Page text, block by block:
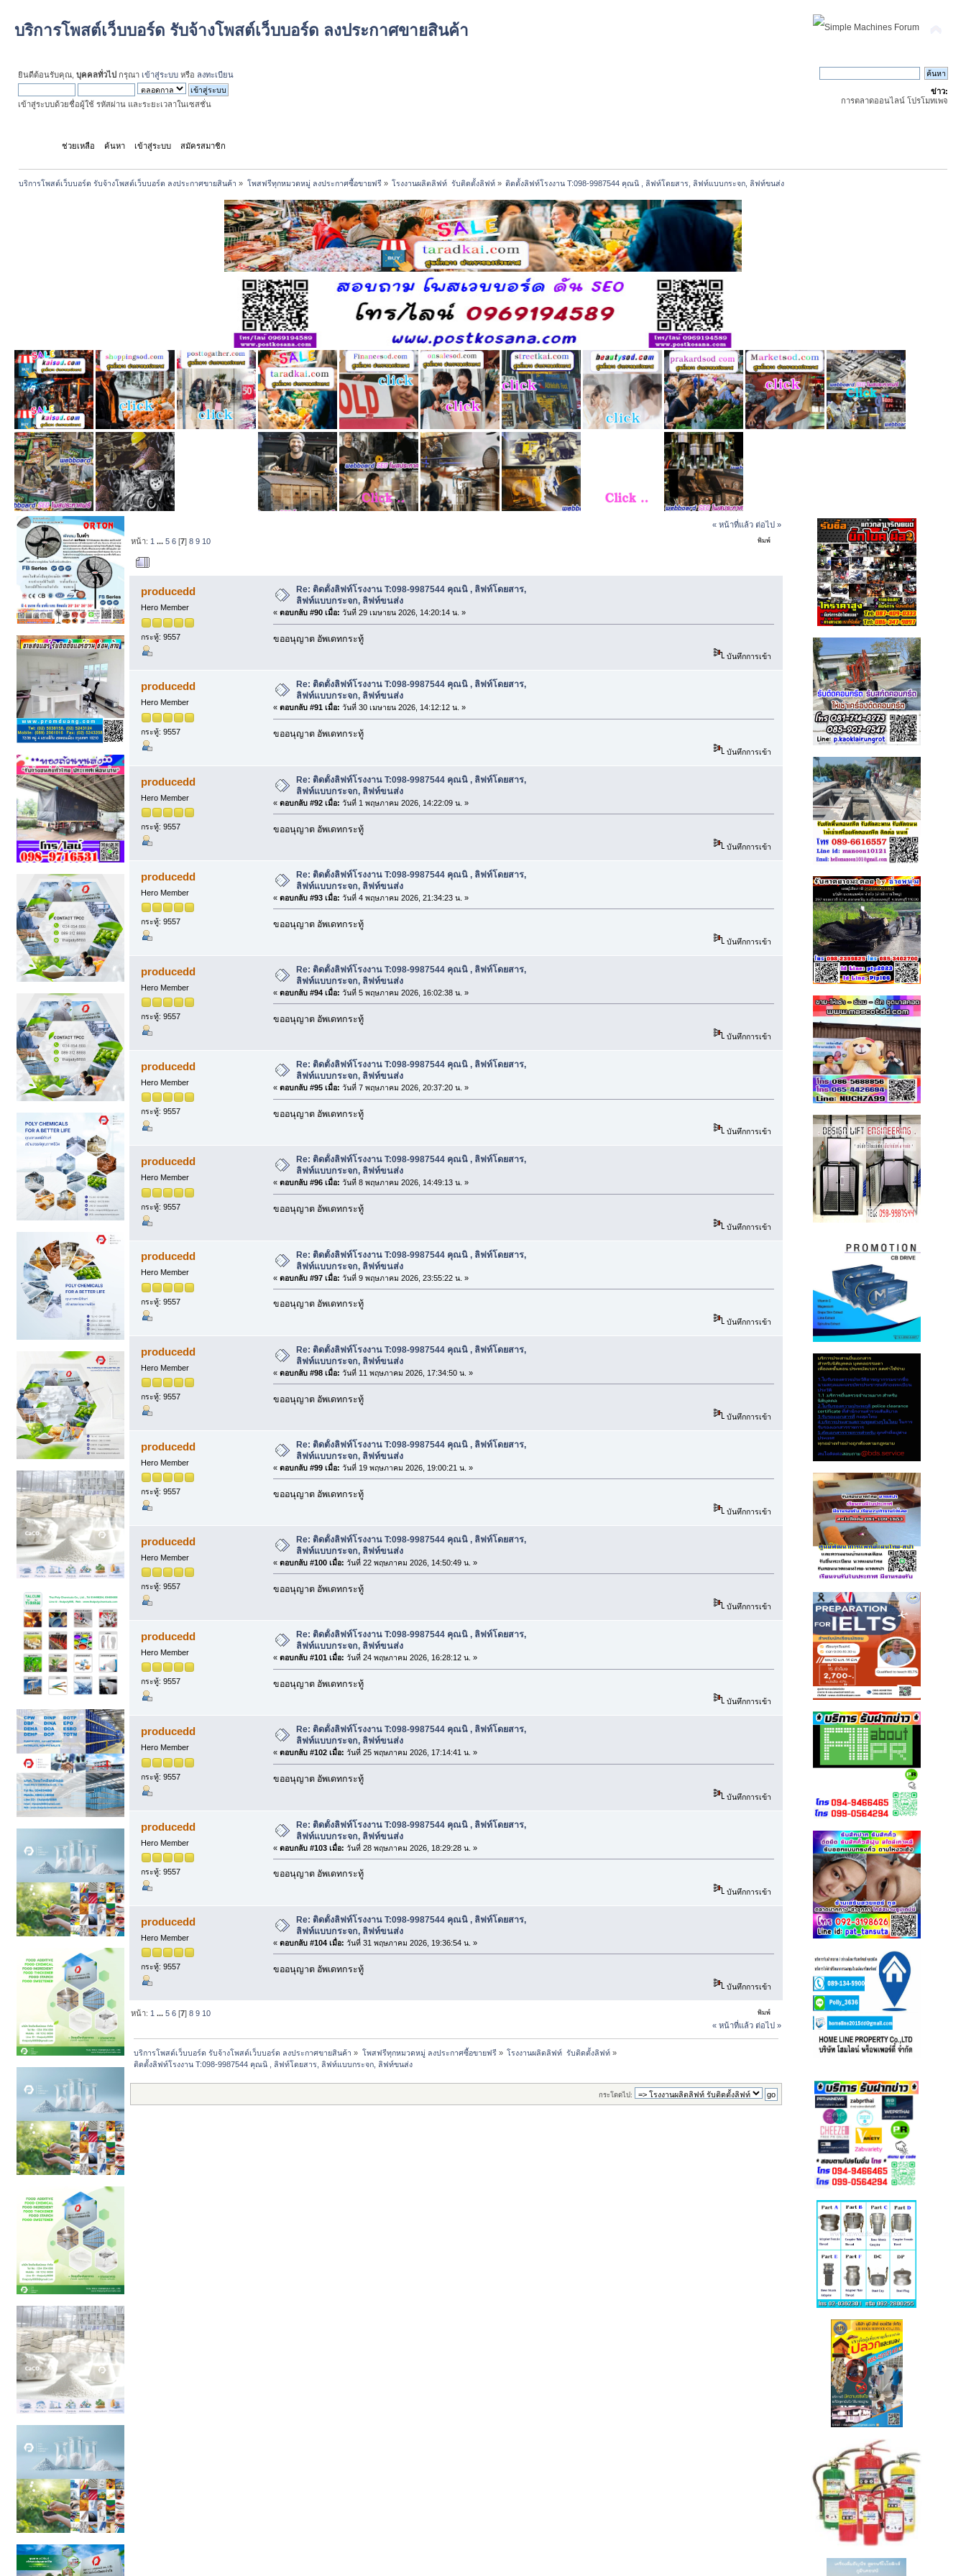
บริการโพสต์เว็บบอร์ด รับจ้างโพสต์เว็บบอร์ด ลงประกาศขายสินค้า
ยินดีต้อนรับคุณ, บุคคลทั่วไป กรุณา เข้าสู่ระบบ หรือ ลงทะเบียน
เข้าสู่ระบบด้วยชื่อผู้ใช้ รหัสผ่าน และระยะเวลาในเซสชั่น
ข่าว:
การตลาดออนไลน์ โปรโมทเพจ
ช่วยเหลือ ค้นหา เข้าสู่ระบบ สมัครสมาชิก
บริการโพสต์เว็บบอร์ด รับจ้างโพสต์เว็บบอร์ด ลงประกาศขายสินค้า » โพสฟรีทุกหมวดหมู่ ลงประกาศซื้อขายฟรี» โรงงานผลิตลิฟท์  รับติดตั้งลิฟท์» ติดตั้งลิฟท์โรงงาน T:098-9987544 คุณนิ , ลิฟท์โดยสาร, ลิฟท์แบบกระจก, ลิฟท์ขนส่ง
« หน้าที่แล้ว ต่อไป »
พิมพ์
หน้า: 1 ...5 6 [7]8 9 10
producedd
Hero Member
กระทู้: 9557
Re: ติดตั้งลิฟท์โรงงาน T:098-9987544 คุณนิ , ลิฟท์โดยสาร,
ลิฟท์แบบกระจก, ลิฟท์ขนส่ง
« ตอบกลับ #90 เมื่อ: วันที่ 29 เมษายน 2026, 14:20:14 น. »
ขออนุญาต อัพเดทกระทู้
บันทึกการเข้า
producedd
Hero Member
กระทู้: 9557
Re: ติดตั้งลิฟท์โรงงาน T:098-9987544 คุณนิ , ลิฟท์โดยสาร,
ลิฟท์แบบกระจก, ลิฟท์ขนส่ง
« ตอบกลับ #91 เมื่อ: วันที่ 30 เมษายน 2026, 14:12:12 น. »
ขออนุญาต อัพเดทกระทู้
บันทึกการเข้า
producedd
Hero Member
กระทู้: 9557
Re: ติดตั้งลิฟท์โรงงาน T:098-9987544 คุณนิ , ลิฟท์โดยสาร,
ลิฟท์แบบกระจก, ลิฟท์ขนส่ง
« ตอบกลับ #92 เมื่อ: วันที่ 1 พฤษภาคม 2026, 14:22:09 น. »
ขออนุญาต อัพเดทกระทู้
บันทึกการเข้า
producedd
Hero Member
กระทู้: 9557
Re: ติดตั้งลิฟท์โรงงาน T:098-9987544 คุณนิ , ลิฟท์โดยสาร,
ลิฟท์แบบกระจก, ลิฟท์ขนส่ง
« ตอบกลับ #93 เมื่อ: วันที่ 4 พฤษภาคม 2026, 21:34:23 น. »
ขออนุญาต อัพเดทกระทู้
บันทึกการเข้า
producedd
Hero Member
กระทู้: 9557
Re: ติดตั้งลิฟท์โรงงาน T:098-9987544 คุณนิ , ลิฟท์โดยสาร,
ลิฟท์แบบกระจก, ลิฟท์ขนส่ง
« ตอบกลับ #94 เมื่อ: วันที่ 5 พฤษภาคม 2026, 16:02:38 น. »
ขออนุญาต อัพเดทกระทู้
บันทึกการเข้า
producedd
Hero Member
กระทู้: 9557
Re: ติดตั้งลิฟท์โรงงาน T:098-9987544 คุณนิ , ลิฟท์โดยสาร,
ลิฟท์แบบกระจก, ลิฟท์ขนส่ง
« ตอบกลับ #95 เมื่อ: วันที่ 7 พฤษภาคม 2026, 20:37:20 น. »
ขออนุญาต อัพเดทกระทู้
บันทึกการเข้า
producedd
Hero Member
กระทู้: 9557
Re: ติดตั้งลิฟท์โรงงาน T:098-9987544 คุณนิ , ลิฟท์โดยสาร,
ลิฟท์แบบกระจก, ลิฟท์ขนส่ง
« ตอบกลับ #96 เมื่อ: วันที่ 8 พฤษภาคม 2026, 14:49:13 น. »
ขออนุญาต อัพเดทกระทู้
บันทึกการเข้า
producedd
Hero Member
กระทู้: 9557
Re: ติดตั้งลิฟท์โรงงาน T:098-9987544 คุณนิ , ลิฟท์โดยสาร,
ลิฟท์แบบกระจก, ลิฟท์ขนส่ง
« ตอบกลับ #97 เมื่อ: วันที่ 9 พฤษภาคม 2026, 23:55:22 น. »
ขออนุญาต อัพเดทกระทู้
บันทึกการเข้า
producedd
Hero Member
กระทู้: 9557
Re: ติดตั้งลิฟท์โรงงาน T:098-9987544 คุณนิ , ลิฟท์โดยสาร,
ลิฟท์แบบกระจก, ลิฟท์ขนส่ง
« ตอบกลับ #98 เมื่อ: วันที่ 11 พฤษภาคม 2026, 17:34:50 น. »
ขออนุญาต อัพเดทกระทู้
บันทึกการเข้า
producedd
Hero Member
กระทู้: 9557
Re: ติดตั้งลิฟท์โรงงาน T:098-9987544 คุณนิ , ลิฟท์โดยสาร,
ลิฟท์แบบกระจก, ลิฟท์ขนส่ง
« ตอบกลับ #99 เมื่อ: วันที่ 19 พฤษภาคม 2026, 19:00:21 น. »
ขออนุญาต อัพเดทกระทู้
บันทึกการเข้า
producedd
Hero Member
กระทู้: 9557
Re: ติดตั้งลิฟท์โรงงาน T:098-9987544 คุณนิ , ลิฟท์โดยสาร,
ลิฟท์แบบกระจก, ลิฟท์ขนส่ง
« ตอบกลับ #100 เมื่อ: วันที่ 22 พฤษภาคม 2026, 14:50:49 น. »
ขออนุญาต อัพเดทกระทู้
บันทึกการเข้า
producedd
Hero Member
กระทู้: 9557
Re: ติดตั้งลิฟท์โรงงาน T:098-9987544 คุณนิ , ลิฟท์โดยสาร,
ลิฟท์แบบกระจก, ลิฟท์ขนส่ง
« ตอบกลับ #101 เมื่อ: วันที่ 24 พฤษภาคม 2026, 16:28:12 น. »
ขออนุญาต อัพเดทกระทู้
บันทึกการเข้า
producedd
Hero Member
กระทู้: 9557
Re: ติดตั้งลิฟท์โรงงาน T:098-9987544 คุณนิ , ลิฟท์โดยสาร,
ลิฟท์แบบกระจก, ลิฟท์ขนส่ง
« ตอบกลับ #102 เมื่อ: วันที่ 25 พฤษภาคม 2026, 17:14:41 น. »
ขออนุญาต อัพเดทกระทู้
บันทึกการเข้า
producedd
Hero Member
กระทู้: 9557
Re: ติดตั้งลิฟท์โรงงาน T:098-9987544 คุณนิ , ลิฟท์โดยสาร,
ลิฟท์แบบกระจก, ลิฟท์ขนส่ง
« ตอบกลับ #103 เมื่อ: วันที่ 28 พฤษภาคม 2026, 18:29:28 น. »
ขออนุญาต อัพเดทกระทู้
บันทึกการเข้า
producedd
Hero Member
กระทู้: 9557
Re: ติดตั้งลิฟท์โรงงาน T:098-9987544 คุณนิ , ลิฟท์โดยสาร,
ลิฟท์แบบกระจก, ลิฟท์ขนส่ง
« ตอบกลับ #104 เมื่อ: วันที่ 31 พฤษภาคม 2026, 19:36:54 น. »
ขออนุญาต อัพเดทกระทู้
บันทึกการเข้า
พิมพ์
หน้า: 1 ...5 6 [7]8 9 10
« หน้าที่แล้ว ต่อไป »
บริการโพสต์เว็บบอร์ด รับจ้างโพสต์เว็บบอร์ด ลงประกาศขายสินค้า » โพสฟรีทุกหมวดหมู่ ลงประกาศซื้อขายฟรี» โรงงานผลิตลิฟท์  รับติดตั้งลิฟท์»
ติดตั้งลิฟท์โรงงาน T:098-9987544 คุณนิ , ลิฟท์โดยสาร, ลิฟท์แบบกระจก, ลิฟท์ขนส่ง
กระโดดไป: